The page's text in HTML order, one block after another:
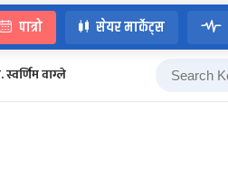
पात्रो सेयर मार्केट्स
स्वर्णिम वाग्ले